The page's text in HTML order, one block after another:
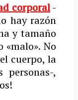
corporal-
hay razón
y tamaño
«malo». No
cuerpo, la
,